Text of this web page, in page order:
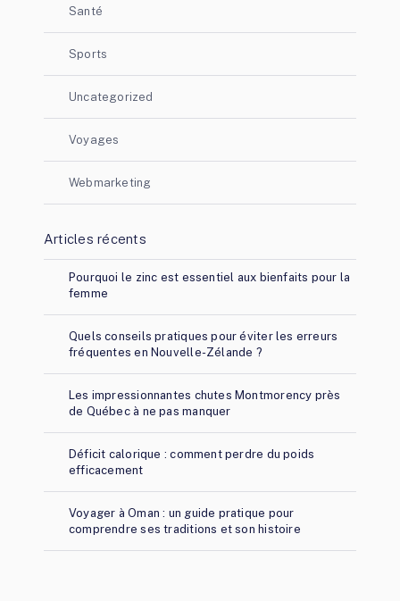
Santé
Sports
Uncategorized
Voyages
Webmarketing
Articles récents
Pourquoi le zinc est essentiel aux bienfaits pour la
femme
Quels conseils pratiques pour éviter les erreurs
fréquentes en Nouvelle-Zélande ?
Les impressionnantes chutes Montmorency près
de Québec à ne pas manquer
Déficit calorique : comment perdre du poids
efficacement
Voyager à Oman : un guide pratique pour
comprendre ses traditions et son histoire